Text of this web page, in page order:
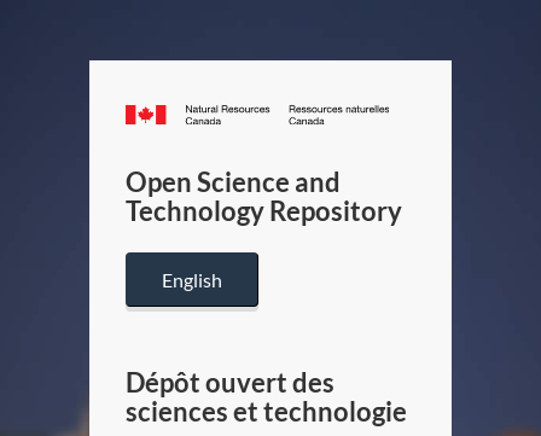
Canada.ca
/
Canada
Open Science and
Technology Repository
English
Dépôt ouvert des
sciences et technologie